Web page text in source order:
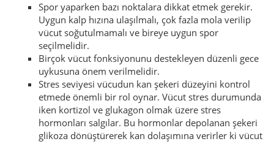
Spor yaparken bazı noktalara dikkat etmek gerekir.
Uygun kalp hızına ulaşılmalı, çok fazla mola verilip
vücut soğutulmamalı ve bireye uygun spor
seçilmelidir.
Birçok vücut fonksiyonunu destekleyen düzenli gece
uykusuna önem verilmelidir.
Stres seviyesi vücudun kan şekeri düzeyini kontrol
etmede önemli bir rol oynar. Vücut stres durumunda
iken kortizol ve glukagon olmak üzere stres
hormonları salgılar. Bu hormonlar depolanan şekeri
glikoza dönüştürerek kan dolaşımına verirler ki vücut